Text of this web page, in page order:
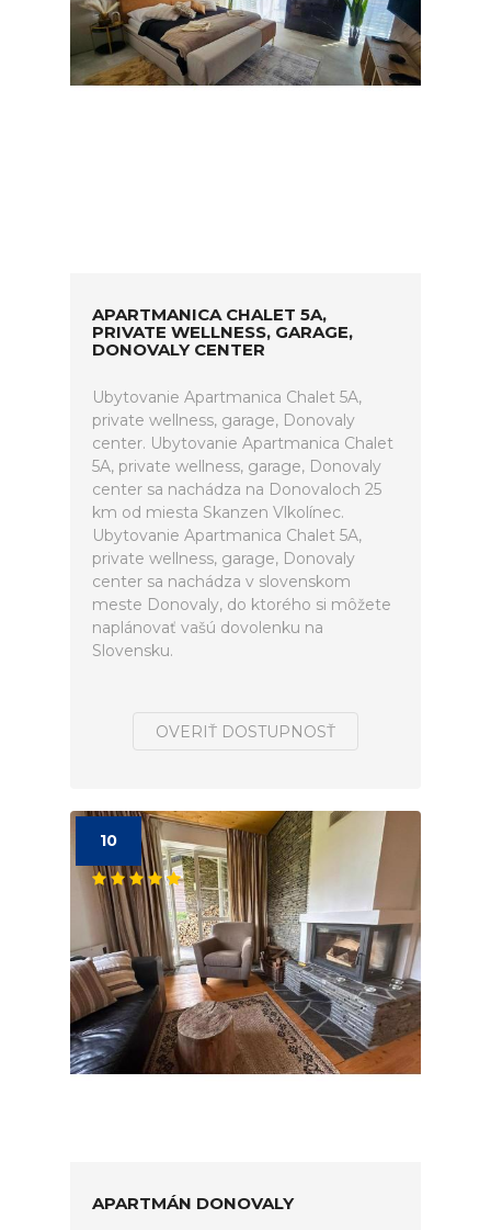
APARTMANICA CHALET 5A,
PRIVATE WELLNESS, GARAGE,
DONOVALY CENTER
Ubytovanie Apartmanica Chalet 5A,
private wellness, garage, Donovaly
center. Ubytovanie Apartmanica Chalet
5A, private wellness, garage, Donovaly
center sa nachádza na Donovaloch 25
km od miesta Skanzen Vlkolínec.
Ubytovanie Apartmanica Chalet 5A,
private wellness, garage, Donovaly
center sa nachádza v slovenskom
meste Donovaly, do ktorého si môžete
naplánovať vašú dovolenku na
Slovensku.
OVERIŤ DOSTUPNOSŤ
10
APARTMÁN DONOVALY